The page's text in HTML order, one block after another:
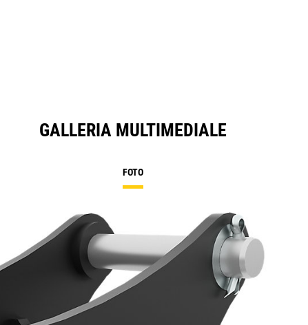
GALLERIA MULTIMEDIALE
FOTO